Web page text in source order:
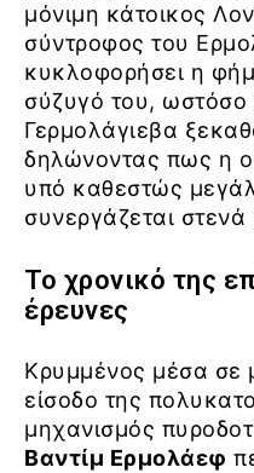
μόνιμη κάτοικος
σύντροφος του
κυκλοφορήσει η
σύζυγό του, ωστόσο
Γερμολάγιεβα
δηλώνοντας πως η
υπό καθεστώς
συνεργάζεται στενά
Το χρονικό της
έρευνες
Κρυμμένος μέσα σε
είσοδο της
μηχανισμός
Βαντίμ Ερμολάεφ